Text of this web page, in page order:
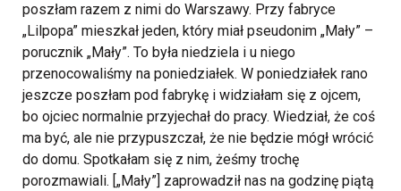
poszłam razem z nimi do Warszawy. Przy fabryce
„Lilpopa” mieszkał jeden, który miał pseudonim „Mały” –
porucznik „Mały”. To była niedziela i u niego
przenocowaliśmy na poniedziałek. W poniedziałek rano
jeszcze poszłam pod fabrykę i widziałam się z ojcem,
bo ojciec normalnie przyjechał do pracy. Wiedział, że coś
ma być, ale nie przypuszczał, że nie będzie mógł wrócić
do domu. Spotkałam się z nim, żeśmy trochę
porozmawiali. [„Mały”] zaprowadził nas na godzinę piątą